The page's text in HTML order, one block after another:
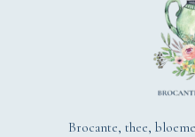
Brocante, thee,